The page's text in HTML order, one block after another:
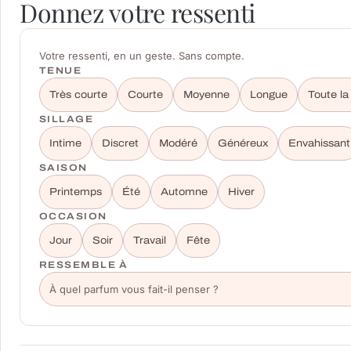
Donnez votre ressenti
Votre ressenti, en un geste. Sans compte.
TENUE
Très courte Courte Moyenne Longue Toute
SILLAGE
Intime Discret Modéré Généreux Envahissant
SAISON
Printemps Été Automne Hiver
OCCASION
Jour Soir Travail Fête
RESSEMBLE À